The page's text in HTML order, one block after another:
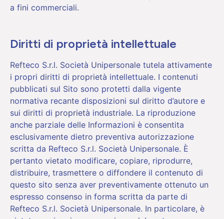
a fini commerciali.
Diritti di proprietà intellettuale
Refteco S.r.l. Società Unipersonale tutela attivamente
i propri diritti di proprietà intellettuale. I contenuti
pubblicati sul Sito sono protetti dalla vigente
normativa recante disposizioni sul diritto d’autore e
sui diritti di proprietà industriale. La riproduzione
anche parziale delle Informazioni è consentita
esclusivamente dietro preventiva autorizzazione
scritta da Refteco S.r.l. Società Unipersonale. È
pertanto vietato modificare, copiare, riprodurre,
distribuire, trasmettere o diffondere il contenuto di
questo sito senza aver preventivamente ottenuto un
espresso consenso in forma scritta da parte di
Refteco S.r.l. Società Unipersonale. In particolare, è